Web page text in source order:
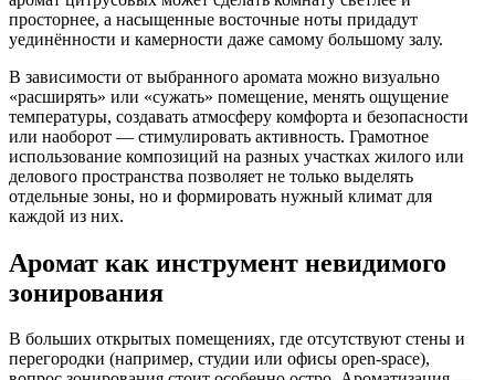
просторнее, а насыщенные восточные ноты придадут
уединённости и камерности даже самому большому залу.
В зависимости от выбранного аромата можно визуально
«расширять» или «сужать» помещение, менять ощущение
температуры, создавать атмосферу комфорта и безопасности
или наоборот — стимулировать активность. Грамотное
использование композиций на разных участках жилого или
делового пространства позволяет не только выделять
отдельные зоны, но и формировать нужный климат для
каждой из них.
Аромат как инструмент невидимого
зонирования
В больших открытых помещениях, где отсутствуют стены и
перегородки (например, студии или офисы open-space),